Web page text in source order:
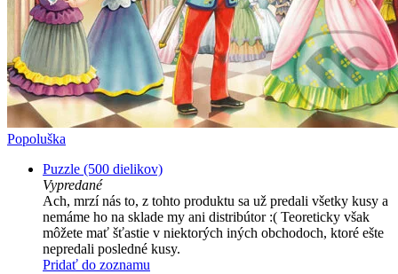
Popoluška
Puzzle (500 dielikov)
Vypredané
Ach, mrzí nás to, z tohto produktu sa už predali všetky kusy a
nemáme ho na sklade my ani distribútor :( Teoreticky však
môžete mať šťastie v niektorých iných obchodoch, ktoré ešte
nepredali posledné kusy.
Pridať do zoznamu